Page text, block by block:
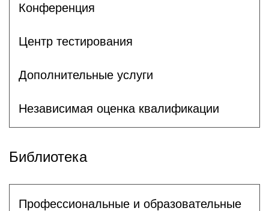
Конференция
Центр тестирования
Дополнительные услуги
Независимая оценка квалификации
Библиотека
Профессиональные и образовательные